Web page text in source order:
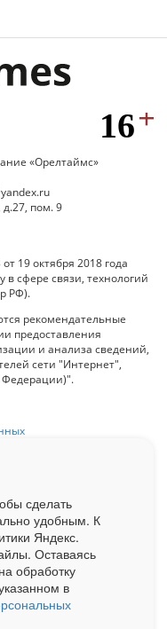
«Орелтаймс»
д.27, пом. 9
19 октября 2018 года
сфере связи, технологий
РФ).
рекомендательные
предоставления
и анализа сведений,
сети "Интернет",
Федерации)".
сайта гипер-ссылка
на сайте
по запросу
О нас Контакты
сделать
удобным. К
Яндекс.
Оставаясь
обработку
в